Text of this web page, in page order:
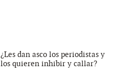
¿Les dan asco los periodistas y
los quieren inhibir y callar?